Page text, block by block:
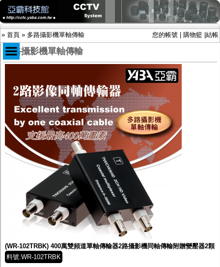
» 首頁 » 多路攝影機單軸傳輸 您的帳號 購物籃 結帳
限時促銷特惠專案
IP網路攝影機及錄放影機
AHD DVR數位錄放影機
AHD半球型(適用屋內)
AHD中小型紅外線攝影機(適用騎樓、室內外)
AHD防護罩型攝影機(適用屋外，紅外線照射
距離遠）
AHD特殊功能型攝影機
旋轉型攝影機.旋轉台
傳統高解析攝影機
投光設備
防護罩及支架
多路攝影機單軸傳輸
監聽器.麥克風
視訊轉換設備
雙絞線傳輸器
雜訊改善器
多路攝影機單軸傳輸
(WR-102TRBK) 400萬雙頻道單軸傳輸器2路攝影機同軸傳輸附贈變壓器2顆
料號:WR-102TRBK